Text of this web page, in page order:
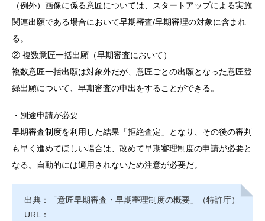
（例外）画像に係る意匠については、スタートアップによる実施
関連出願である場合において早期審査/早期審理の対象に含まれ
る。
② 複数意匠一括出願（早期審査において）
複数意匠一括出願は対象外だが、意匠ごとの出願となった意匠登
録出願について、早期審査の申出をすることができる。
・ 別途申請が必要
早期審査制度を利用した結果「拒絶査定」となり、その後の審判
も早く進めてほしい場合は、改めて早期審理制度の申請が必要と
なる。自動的には適用されないため注意が必要だ。
出典：「意匠早期審査・早期審理制度の概要」（特許庁）
URL：